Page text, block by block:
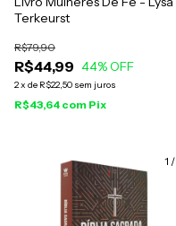
Terkeurst
R$44,99
R$79,90
44% OFF
2x de R$22,50 sem juros
R$43,64 com Pix
1 /